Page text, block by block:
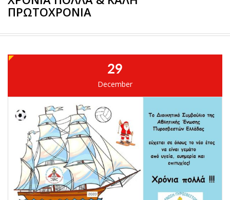
ΠΡΩΤΟΧΡΟΝΙΆ
29
December